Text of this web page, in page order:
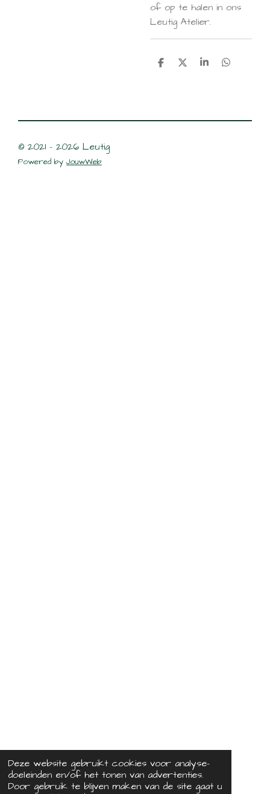
Deze website gebruikt cookies voor analyse-
doeleinden en/of het tonen van advertenties.
Door gebruik te blijven maken van de site gaat u
of op te halen in ons
Leutig Atelier.
D
D
S
D
© 2021 - 2026 Leutig
Powered byJouwWeb